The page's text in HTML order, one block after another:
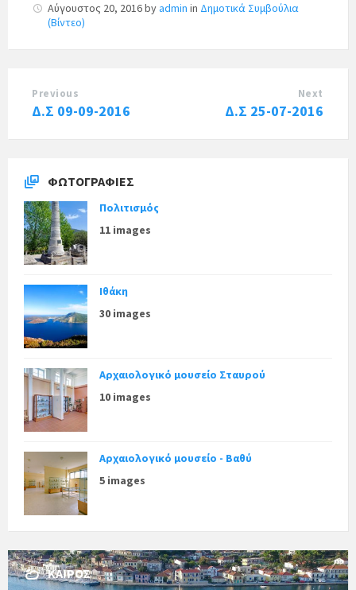
Αύγουστος 20, 2016byadmin in Δημοτικά Συμβούλια
(Βίντεο)
Previous
Δ.Σ 09-09-2016
Next
Δ.Σ 25-07-2016
ΦΩΤΟΓΡΑΦΊΕΣ
Πολιτισμός
11 images
Ιθάκη
30 images
Αρχαιολογικό μουσείο Σταυρού
10 images
Αρχαιολογικό μουσείο - Βαθύ
5 images
ΚΑΙΡΌΣ